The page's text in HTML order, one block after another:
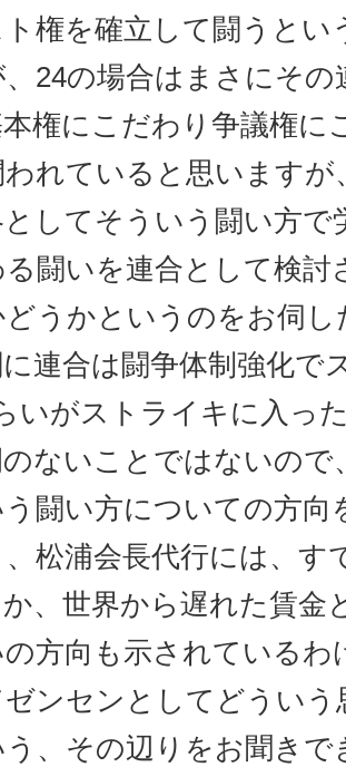
ト権を確立して闘うとい
24の場合はまさにその
権にこだわり争議権に
われていると思いますが
してそういう闘い方で
闘いを連合として検討
うかというのをお伺し
連合は闘争体制強化で
いがストライキに入っ
ないことではないので
闘い方についての方向
松浦会長代行には、す
、世界から遅れた賃金
方向も示されているわ
ンセンとしてどうい
、その辺りをお聞きで